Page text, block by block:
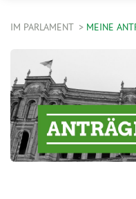
IM PARLAMENT MEINE